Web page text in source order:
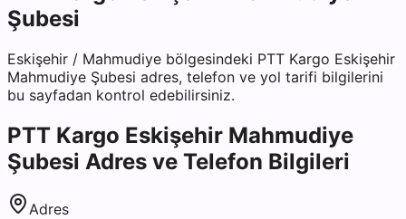
Şubesi
Eskişehir / Mahmudiye bölgesindeki PTT Kargo Eskişehir
Mahmudiye Şubesi adres, telefon ve yol tarifi bilgilerini
bu sayfadan kontrol edebilirsiniz.
PTT Kargo Eskişehir Mahmudiye
Şubesi Adres ve Telefon Bilgileri
Adres